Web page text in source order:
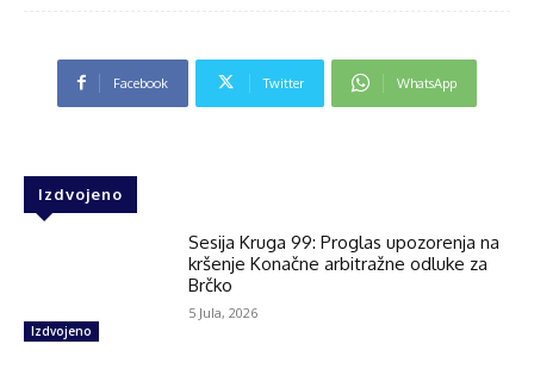
Facebook Twitter WhatsApp
Izdvojeno
Izdvojeno
Sesija Kruga 99: Proglas upozorenja na
kršenje Konačne arbitražne odluke za
Brčko
5 Jula, 2026